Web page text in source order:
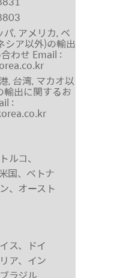
, アメリカ, ベ
シア以外)の輸出
わせ Email :
, 台湾, マカオ以
出に関するお
:
ルコ、
国、ベトナ
、オースト
ス、ドイ
ア、イン